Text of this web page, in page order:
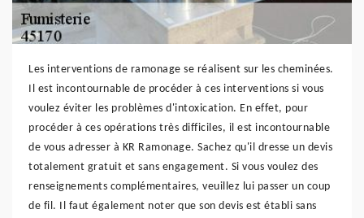
Les interventions de ramonage se réalisent sur les cheminées.
Il est incontournable de procéder à ces interventions si vous
voulez éviter les problèmes d'intoxication. En effet, pour
procéder à ces opérations très difficiles, il est incontournable
de vous adresser à KR Ramonage. Sachez qu'il dresse un devis
totalement gratuit et sans engagement. Si vous voulez des
renseignements complémentaires, veuillez lui passer un coup
de fil. Il faut également noter que son devis est établi sans